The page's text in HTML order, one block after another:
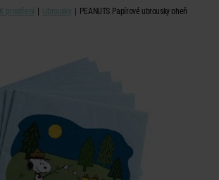
K prostření Ubrousky PEANUTS Papírové ubrousky oheň